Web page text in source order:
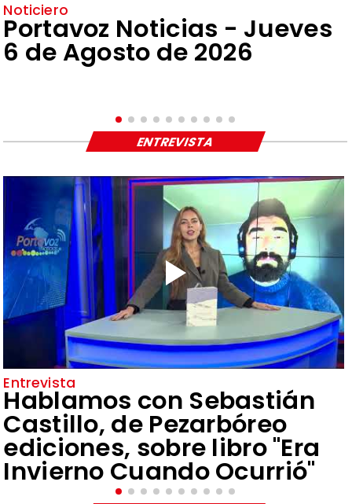
Noticiero
Portavoz Noticias - Jueves
6 de Agosto de 2026
Entrevista
Hablamos con Sebastián
Castillo, de Pezarbóreo
ediciones, sobre libro "Era
Invierno Cuando Ocurrió"
ENTREVISTA